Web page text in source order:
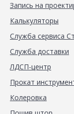
Запись на
Калькуляторы
Служба сервиса
Служба доставки
ЛДСП-центр
Прокат
Колеровка